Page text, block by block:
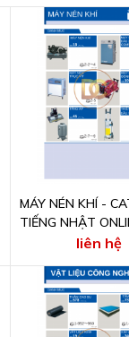
MÁY NÉN KHÍ -
TIẾNG NHẬT
liên hệ